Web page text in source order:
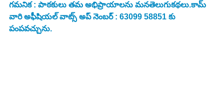
గమనిక : పాఠకులు తమ అభిప్రాయాలను మనతెలుగుకథలు.కామ్
వారి అఫీషియల్ వాట్స్ అప్ నెంబర్ : 63099 58851 కు
పంపవచ్చును.